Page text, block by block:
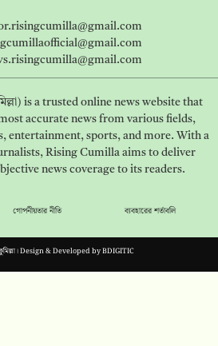
is a trusted online news website that
accurate news from various fields,
entertainment, sports, and more. With a
Rising Cumilla aims to deliver
news coverage to its readers.
গোপনীয়তার নীতি ব্যবহারের শর্তাবলি
কুমিল্লা। Design & Developed byBDIGITIC